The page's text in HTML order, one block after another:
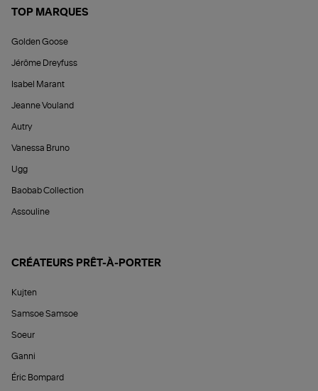
TOP MARQUES
Golden Goose
Jérôme Dreyfuss
Isabel Marant
Jeanne Vouland
Autry
Vanessa Bruno
Ugg
Baobab Collection
Assouline
CRÉATEURS PRÊT-À-PORTER
Kujten
Samsoe Samsoe
Soeur
Ganni
Éric Bompard